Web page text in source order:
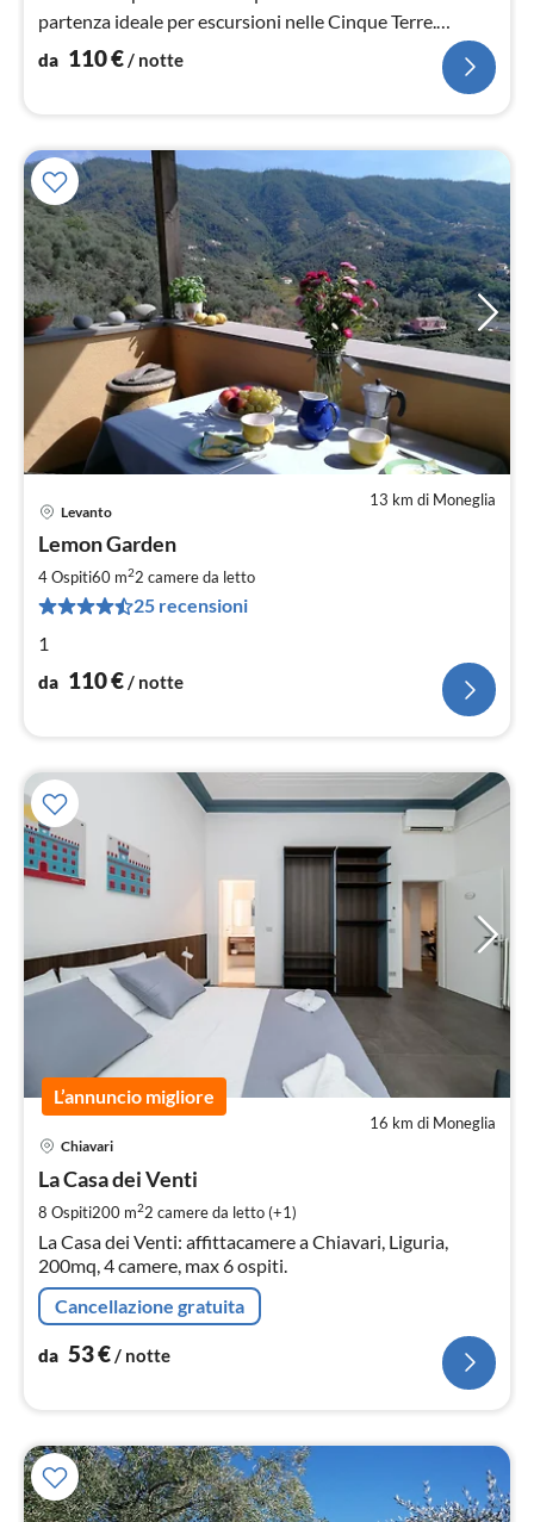
partenza ideale per escursioni nelle Cinque Terre.
WLAN. Padrona di casa di lingua tedesca.
da 110€/ notte
13 km di Moneglia
Levanto
Lemon Garden
4 Ospiti60 m22 camere da letto
25 recensioni
1
da 110€/ notte
L’annuncio migliore
16 km di Moneglia
Chiavari
La Casa dei Venti
8 Ospiti200 m22 camere da letto (+1)
La Casa dei Venti: affittacamere a Chiavari, Liguria,
200mq, 4 camere, max 6 ospiti.
Cancellazione gratuita
da 53€/ notte